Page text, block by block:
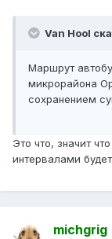
Van Hool
Маршрут
микрорайона
сохранением
Это что, значит
интервалами
michgrig